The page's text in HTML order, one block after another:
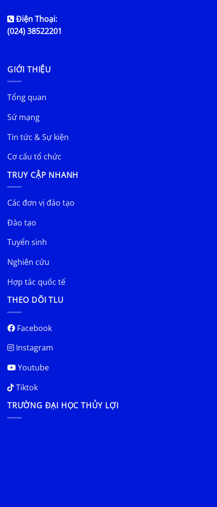
Điện Thoại:
(024) 38522201
GIỚI THIỆU
Tổng quan
Sứ mạng
Tin tức & Sự kiện
Cơ cấu tổ chức
TRUY CẬP NHANH
Các đơn vị đào tạo
Đào tạo
Tuyển sinh
Nghiên cứu
Hợp tác quốc tế
THEO DÕI TLU
Facebook
Instagram
Youtube
Tiktok
TRƯỜNG ĐẠI HỌC THỦY LỢI